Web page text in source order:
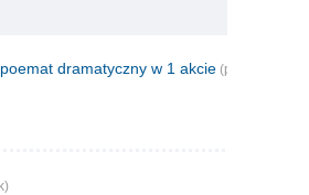
dramatyczny w 1 akcie (polsk)